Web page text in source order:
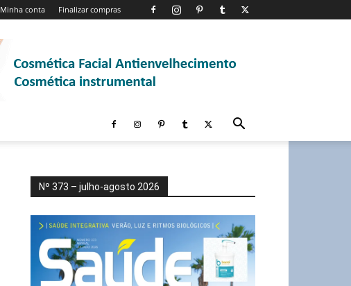
Minha conta Finalizar compras
Nº 373 – julho-agosto 2026